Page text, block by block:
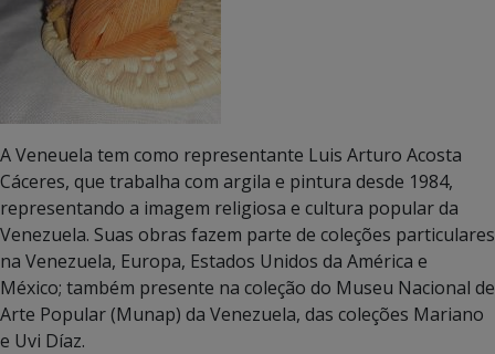
A Veneuela tem como representante Luis Arturo Acosta
Cáceres, que trabalha com argila e pintura desde 1984,
representando a imagem religiosa e cultura popular da
Venezuela. Suas obras fazem parte de coleções particulares
na Venezuela, Europa, Estados Unidos da América e
México; também presente na coleção do Museu Nacional de
Arte Popular (Munap) da Venezuela, das coleções Mariano
e Uvi Díaz.